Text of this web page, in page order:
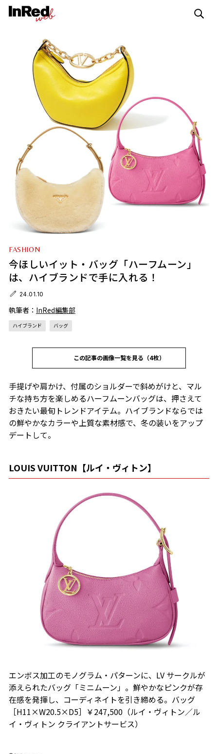
FASHION
今ほしいイット・バッグ「ハーフムーン」
は、ハイブランドで手に入れる！
24.01.10
執筆者： InRed編集部
ハイブランド バッグ
この記事の画像一覧を見る（4枚）
手提げや肩かけ、付属のショルダーで斜めがけと、マル
チな持ち方を楽しめるハーフムーンバッグは、押さえて
おきたい最旬トレンドアイテム。ハイブランドならでは
の鮮やかなカラーや上質な素材感で、冬の装いをアップ
デートして。
LOUIS VUITTON【ルイ・ヴィトン】
エンボス加工のモノグラム・パターンに、LV サークルが
添えられたバッグ「ミニムーン」。鮮やかなピンクが存
在感を発揮し、コーディネイトを引き締める。バッグ
［H11×W20.5×D5］￥247,500（ルイ・ヴィトン／ル
イ・ヴィトン クライアントサービス）